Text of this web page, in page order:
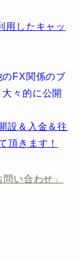
用したキャッ
FX関係のブ
々的に公開
設＆入金＆往
頂きます！
い合わせ」